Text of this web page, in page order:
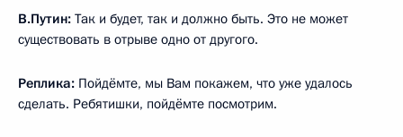
В.Путин: Так и будет, так и должно быть. Это не может
существовать в отрыве одно от другого.
Реплика: Пойдёмте, мы Вам покажем, что уже удалось
сделать. Ребятишки, пойдёмте посмотрим.